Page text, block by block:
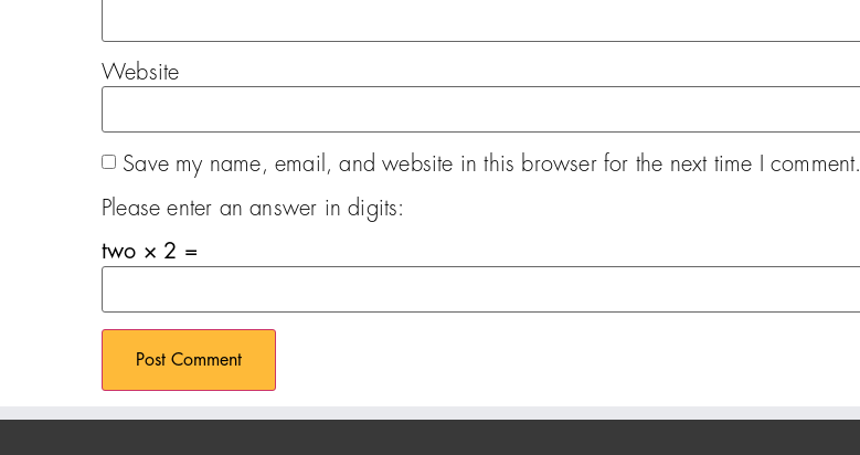
Website
Save my name, email, and website in this browser for the next time I comment.
Please enter an answer in digits:
two × 2 =